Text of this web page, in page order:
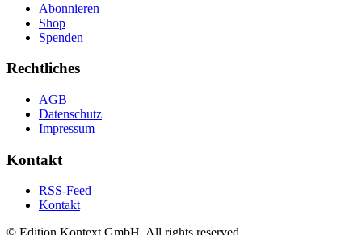
Abonnieren
Shop
Spenden
Rechtliches
AGB
Datenschutz
Impressum
Kontakt
RSS-Feed
Kontakt